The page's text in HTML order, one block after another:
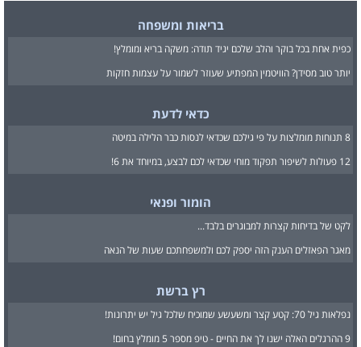
בריאות ומשפחה
כפית אחת בכל בוקר והלב שלכם יגיד תודה: משקה בריא ומומלץ!
יותר טוב מסידן? הוויטמין המפתיע שעוזר לשמור על עצמות חזקות
כדאי לדעת
8 תנוחות מומלצות על פי גילכם שכדאי לנסות כבר הלילה במיטה
12 פעולות לשיפור תפקוד מוחי שכדאי לכם לבצע, במיוחד את 6!
הומור ופנאי
לקט של בדיחות קצרות למבוגרים בלבד...
מאגר הפאזלים הענק הזה יספק לכם ולמשפחתכם שעות של הנאה
רץ ברשת
נפלאות גיל 70: קטע קצר ומשעשע שמוכיח שלכל גיל יש יתרונות!
9 ההרגלים האלה ישנו לך את החיים - טיפ מספר 5 מומלץ בחום!